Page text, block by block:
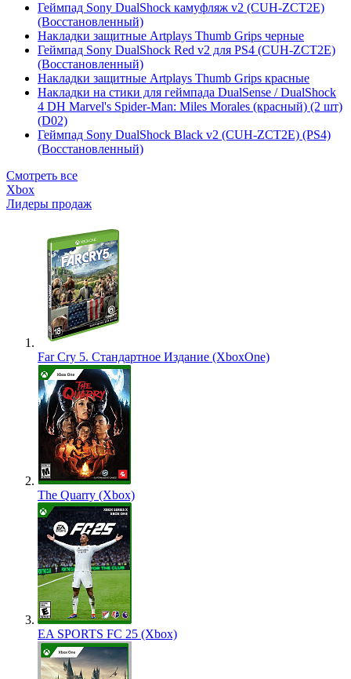
Геймпад Sony DualShock камуфляж v2 (CUH-ZCT2E)
(Восстановленный)
Накладки защитные Artplays Thumb Grips черные
Геймпад Sony DualShock Red v2 для PS4 (CUH-ZCT2E)
(Восстановленный)
Накладки защитные Artplays Thumb Grips красные
Накладки на стики для геймпада DualSense / DualShock
4 DH Marvel's Spider-Man: Miles Morales (красный) (2 шт)
(D02)
Геймпад Sony DualShock Black v2 (CUH-ZCT2E) (PS4)
(Восстановленный)
Смотреть все
Xbox
Лидеры продаж
Far Cry 5. Стандартное Издание (XboxOne)
The Quarry (Xbox)
EA SPORTS FC 25 (Xbox)